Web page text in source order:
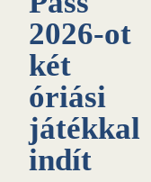
2026-ot
két
óriási
játékkal
indít